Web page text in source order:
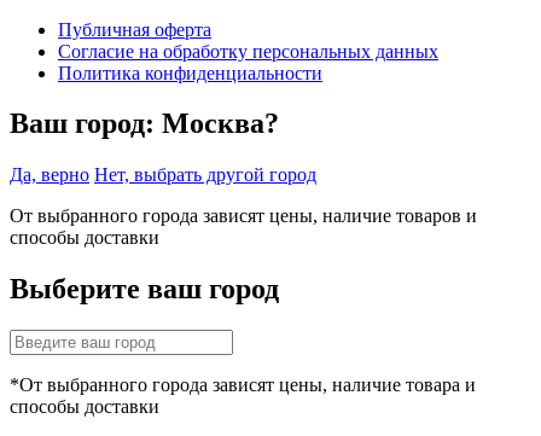
Публичная оферта
Согласие на обработку персональных данных
Политика конфиденциальности
Ваш город: Москва?
Да, верно Нет, выбрать другой город
От выбранного города зависят цены, наличие товаров и
способы доставки
Выберите ваш город
*От выбранного города зависят цены, наличие товара и
способы доставки